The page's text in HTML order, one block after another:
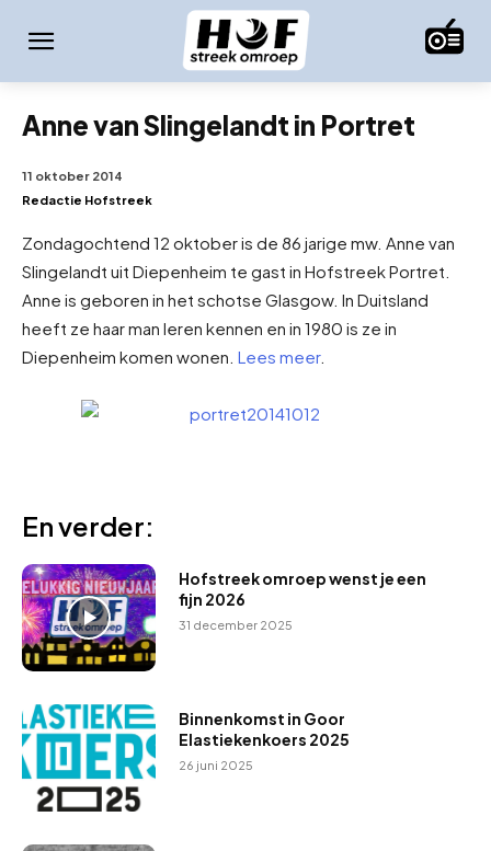
Anne van Slingelandt in Portret
11 oktober 2014
Redactie Hofstreek
Zondagochtend 12 oktober is de 86 jarige mw. Anne van
Slingelandt uit Diepenheim te gast in Hofstreek Portret.
Anne is geboren in het schotse Glasgow. In Duitsland
heeft ze haar man leren kennen en in 1980 is ze in
Diepenheim komen wonen. Lees meer.
En verder:
Hofstreek omroep wenst je een
fijn 2026
31 december 2025
Binnenkomst in Goor
Elastiekenkoers 2025
26 juni 2025